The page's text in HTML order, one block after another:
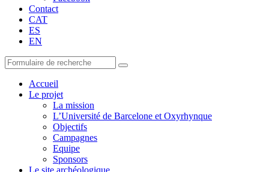
Contact
CAT
ES
EN
Accueil
Le projet
La mission
L’Université de Barcelone et Oxyrhynque
Objectifs
Campagnes
Equipe
Sponsors
Le site archéologique